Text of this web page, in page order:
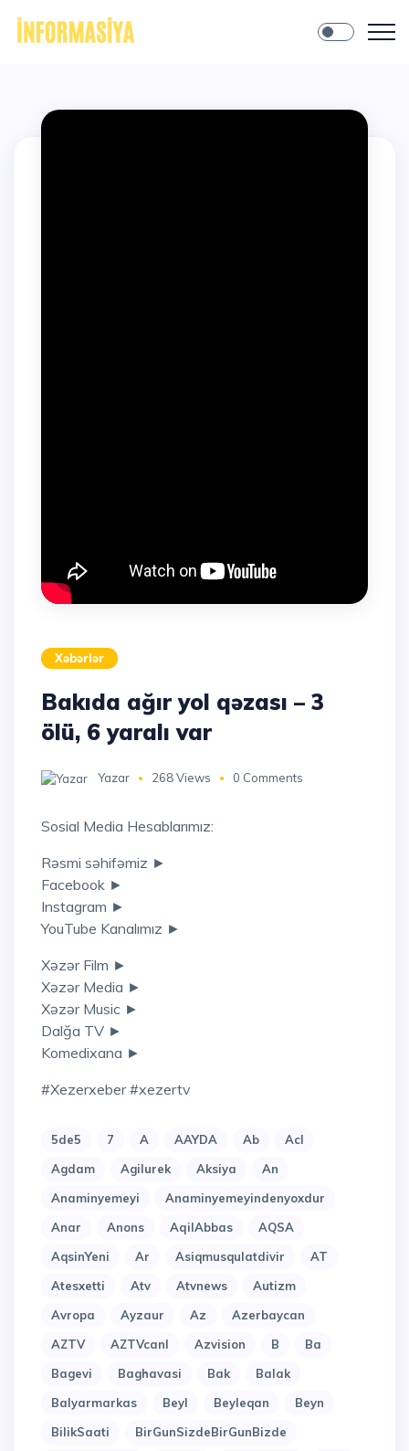
Xəbərlər
Bakıda ağır yol qəzası – 3
ölü, 6 yaralı var
Yazar 268 Views 0 Comments
Sosial Media Hesablarımız:
Rəsmi səhifəmiz ►
Facebook ►
Instagram ►
YouTube Kanalımız ►
Xəzər Film ►
Xəzər Media ►
Xəzər Music ►
Dalğa TV ►
Komedixana ►
#xezerxeber #xezertv
5de5 7 A AAYDA Ab
Acl
Agdam
Agilurek Aksiya
An
Anaminyemeyi
Anaminyemeyindenyoxdur
Anar
Anons AqilAbbas
AQSA
AqsinYeni
Ar Asiqmusqulatdivir
AT
Atesxetti
Atv Atvnews
Autizm
Avropa
Ayzaur Az
Azerbaycan
AZTV
AZTVcanl Azvision B
Ba
Bagevi
Baghavasi Bak
Balak
Balyarmarkas
Beyl Beyleqan
Beyn
BilikSaati
BirGunSizdeBirGunBizde